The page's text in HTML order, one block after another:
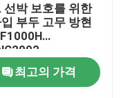
선박 보호를 위한
부두 고무 방현
최고의 가격